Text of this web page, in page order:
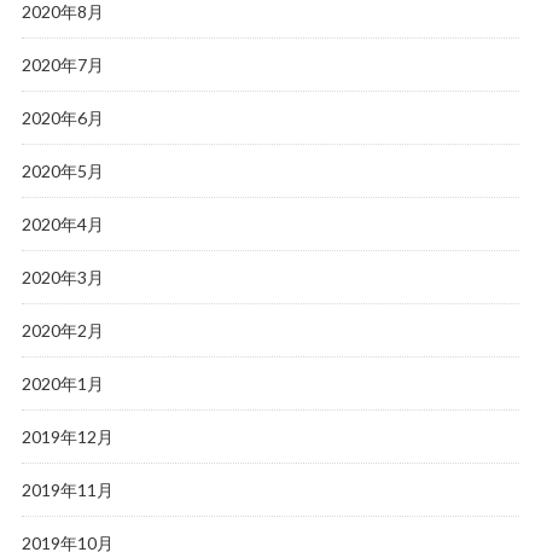
2020年8月
2020年7月
2020年6月
2020年5月
2020年4月
2020年3月
2020年2月
2020年1月
2019年12月
2019年11月
2019年10月